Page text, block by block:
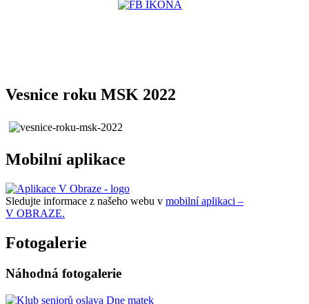
Vesnice roku MSK 2022
Mobilní aplikace
Sledujte informace z našeho webu v mobilní aplikaci –
V OBRAZE.
Fotogalerie
Náhodná fotogalerie